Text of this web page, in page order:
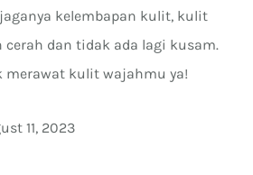
kelembapan kulit, kulit
dan tidak ada lagi kusam.
merawat kulit wajahmu ya!
11, 2023